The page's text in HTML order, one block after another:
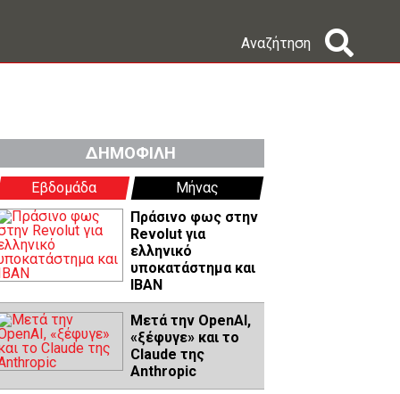
Αναζήτηση
ΔΗΜΟΦΙΛΗ
Εβδομάδα
Μήνας
Πράσινο φως στην
Revolut για
ελληνικό
υποκατάστημα και
IBAN
Μετά την OpenAI,
«ξέφυγε» και το
Claude της
Anthropic